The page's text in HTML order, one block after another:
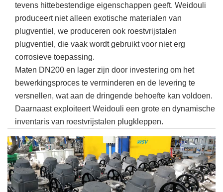
tevens hittebestendige eigenschappen geeft. Weidouli
produceert niet alleen exotische materialen van
plugventiel, we produceren ook roestvrijstalen
plugventiel, die vaak wordt gebruikt voor niet erg
corrosieve toepassing.
Maten DN200 en lager zijn door investering om het
bewerkingsproces te verminderen en de levering te
versnellen, wat aan de dringende behoefte kan voldoen.
Daarnaast exploiteert Weidouli een grote en dynamische
inventaris van roestvrijstalen plugkleppen.